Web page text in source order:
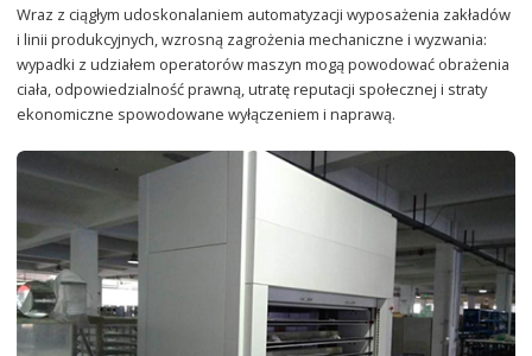
Wraz z ciągłym udoskonalaniem automatyzacji wyposażenia zakładów
i linii produkcyjnych, wzrosną zagrożenia mechaniczne i wyzwania:
wypadki z udziałem operatorów maszyn mogą powodować obrażenia
ciała, odpowiedzialność prawną, utratę reputacji społecznej i straty
ekonomiczne spowodowane wyłączeniem i naprawą.